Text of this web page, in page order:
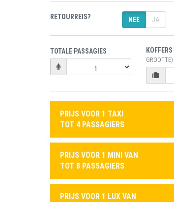
RETOURREIS? NEE JA
TOTALE PASSAGIES KOFFERS
GROOTTE)
PRIJS VOOR 1 TAXI
TOT 4 PASSAGIERS
PRIJS VOOR 1 MINI VAN
TOT 8 PASSAGIERS
PRIJS VOOR 1 LUX VAN